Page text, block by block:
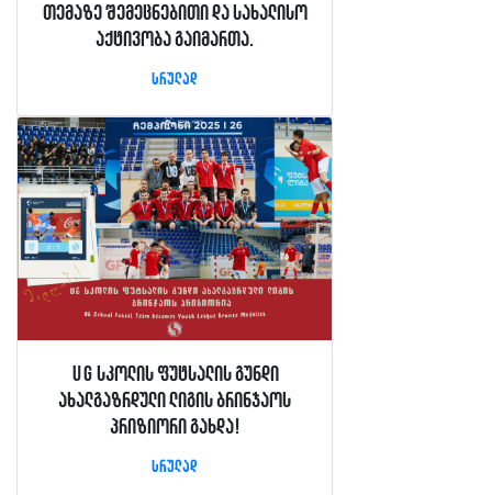
თემაზე შემეცნებითი და სახალისო
აქტივობა გაიმართა.
სრულად
UG სკოლის ფუტსალის გუნდი
ახალგაზრდული ლიგის ბრინჯაოს
პრიზიორი გახდა!
სრულად